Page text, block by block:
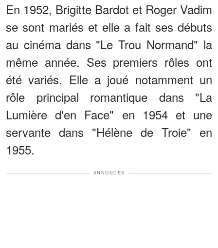
En 1952, Brigitte Bardot et Roger Vadim
se sont mariés et elle a fait ses débuts
au cinéma dans "Le Trou Normand" la
même année. Ses premiers rôles ont
été variés. Elle a joué notamment un
rôle principal romantique dans "La
Lumière d'en Face" en 1954 et une
servante dans "Hélène de Troie" en
1955.
ANNONCES